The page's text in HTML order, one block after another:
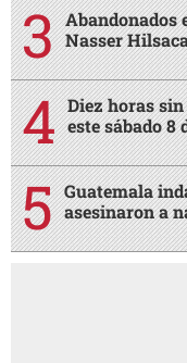
Abandonados
Nasser
Diez horas
este sábado 8
Guatemala
asesinaron a